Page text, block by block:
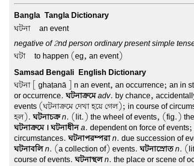
Bangla-Tangla Dictionary
ঘটনা – an event
negative of 2nd person ordinary present simple
ঘটা – to happen (eg, an event)
Samsad Bengali-English Dictionary
ঘটনা[ ghaṭanā ] n an event, an occurrence; an in
or occurrence.ঘটনাক্রমে adv. by chance,
events (ঘটনাক্রমে দেখা হয়ে গেল); in course of
হল).ঘটনাচক্র n. (lit.) the wheel of events, (fig.)
ঘটনাক্রমে । ঘটনাধীন a. dependent on force of
circumstances.ঘটনাপরম্পরা n. due succession of
ঘটনাবলি n. (a collection of) events.ঘটনাস্রোত n.
course of events.ঘটনাস্থল n. the place or scene of